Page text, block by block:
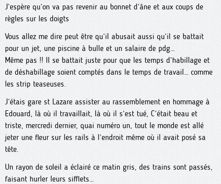
J’espère qu’on va pas revenir au bonnet d’âne et aux coups de
règles sur les doigts
Vous allez me dire peut être qu’il abusait aussi qu’il se battait
pour un jet, une piscine à bulle et un salaire de pdg…
Même pas !! Il se battait juste pour que les temps d’habillage et
de déshabillage soient comptés dans le temps de travail… comme
les strip teaseuses.
J’étais gare st Lazare assister au rassemblement en hommage à
Edouard, là où il travaillait, là où il s’est tué, C’était beau et
triste, mercredi dernier, quai numéro un, tout le monde est allé
jeter une fleur sur les rails à l’endroit même où il avait posé sa
tête.
Un rayon de soleil a éclairé ce matin gris, des trains sont passés,
faisant hurler leurs sifflets…